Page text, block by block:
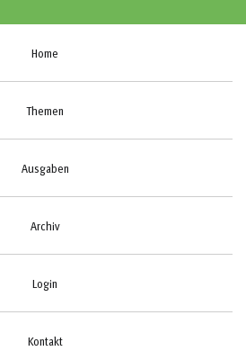
Home
Themen
Ausgaben
Archiv
Login
Kontakt